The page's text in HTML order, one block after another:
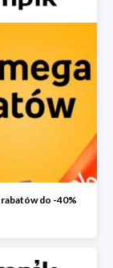
rabatów do -40%